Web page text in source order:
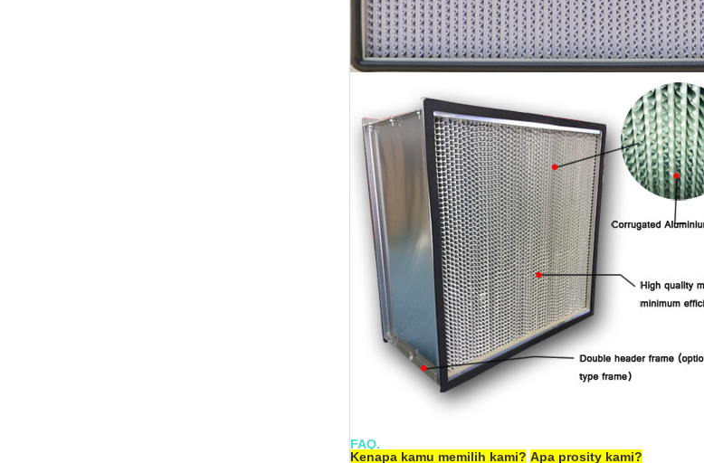
FAQ.
Kenapa kamu memilih kami? Apa prosity kami?